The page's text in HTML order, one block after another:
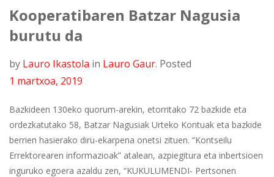
Kooperatibaren Batzar Nagusia
burutu da
by Lauro Ikastola in Lauro Gaur. Posted
1 martxoa, 2019
Bazkideen 130eko quorum-arekin, etorritako 72 bazkide eta
ordezkatutako 58, Batzar Nagusiak Urteko Kontuak eta bazkide
berrien hasierako diru-ekarpena onetsi zituen. “Kontseilu
Errektorearen informazioak” atalean, azpiegitura eta inbertsioen
inguruko egoera azaldu zen, “KUKULUMENDI- Pertsonen